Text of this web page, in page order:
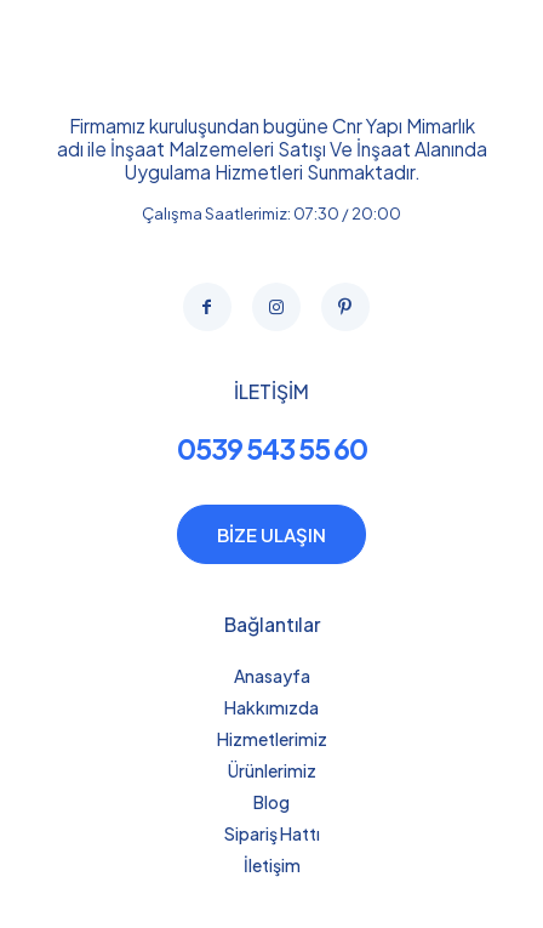
Firmamız kuruluşundan bugüne Cnr Yapı Mimarlık
adı ile İnşaat Malzemeleri Satışı Ve İnşaat Alanında
Uygulama Hizmetleri Sunmaktadır.
Çalışma Saatlerimiz: 07:30 / 20:00
İLETİŞİM
0539 543 55 60
BİZE ULAŞIN
Bağlantılar
Anasayfa
Hakkımızda
Hizmetlerimiz
Ürünlerimiz
Blog
Sipariş Hattı
İletişim